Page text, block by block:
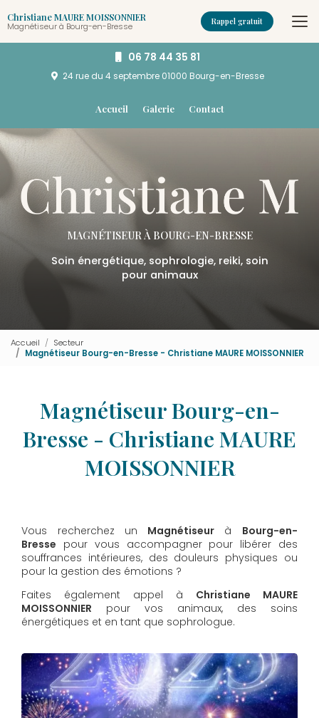
au
contenu
principal
06 78 44 35 81
24 rue du 4 septembre 01000 Bourg-en-Bresse
Accueil Galerie Contact
Christiane MAURE MOISSONNIER
Magnétiseur à Bourg-en-Bresse
Rappel gratuit
MAGNÉTISEUR À BOURG-EN-BRESSE
Soin énergétique, sophrologie, reiki, soin
pour animaux
Accueil
Secteur
Magnétiseur Bourg-en-Bresse - Christiane MAURE MOISSONNIER
Magnétiseur Bourg-en-
Bresse - Christiane MAURE
MOISSONNIER
Vous recherchez un Magnétiseurà Bourg-en-
Bresse pour vous accompagner pour libérer des
souffrances intérieures, des douleurs physiques ou
pour la gestion des émotions ?
Faites également appel à Christiane MAURE
MOISSONNIER pour vos animaux, des soins
énergétiques et en tant que sophrologue.